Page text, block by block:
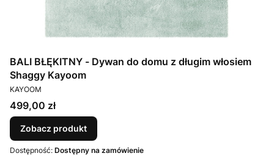
BALI BŁĘKITNY - Dywan do domu z długim włosiem
Shaggy Kayoom
PRODUCENT
KAYOOM
Cena
499,00 zł
Zobacz produkt
Dostępność: Dostępny na zamówienie